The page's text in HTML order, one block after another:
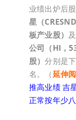
业绩出炉后
星（
板产业股） 及
公司（HI，
股）分别是
名。（延伸
推高业绩 吉
正常按年少